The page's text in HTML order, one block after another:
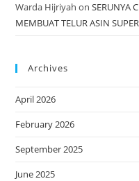
Warda Hijriyah onSERUNYA
MEMBUAT TELUR ASIN
Archives
April 2026
February 2026
September 2025
June 2025